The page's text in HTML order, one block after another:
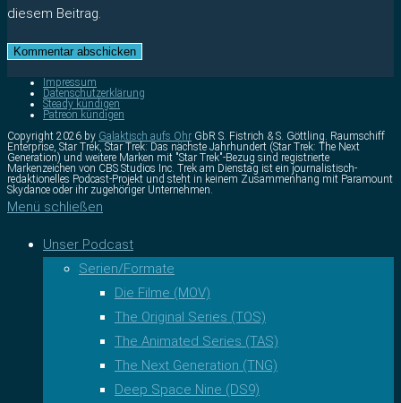
diesem Beitrag.
Impressum
Datenschutzerklärung
Steady kündigen
Patreon kündigen
Copyright 2026 by Galaktisch aufs Ohr GbR S. Fistrich & S. Göttling. Raumschiff
Enterprise, Star Trek, Star Trek: Das nächste Jahrhundert (Star Trek: The Next
Generation) und weitere Marken mit "Star Trek"-Bezug sind registrierte
Markenzeichen von CBS Studios Inc. Trek am Dienstag ist ein journalistisch-
redaktionelles Podcast-Projekt und steht in keinem Zusammenhang mit Paramount
Skydance oder ihr zugehöriger Unternehmen.
Menü schließen
Unser Podcast
Serien/Formate
Die Filme (MOV)
The Original Series (TOS)
The Animated Series (TAS)
The Next Generation (TNG)
Deep Space Nine (DS9)